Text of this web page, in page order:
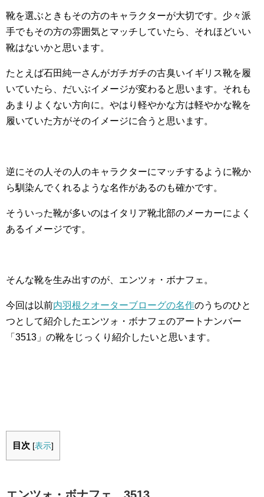
靴を選ぶときもその方のキャラクターが大切です。少々派
手でもその方の雰囲気とマッチしていたら、それほどいい
靴はないかと思います。
たとえば石田純一さんがガチガチの古臭いイギリス靴を履
いていたら、だいぶイメージが変わると思います。それも
あまりよくない方向に。やはり軽やかな方は軽やかな靴を
履いていた方がそのイメージに合うと思います。
逆にその人その人のキャラクターにマッチするように靴か
ら馴染んでくれるような名作があるのも確かです。
そういった靴が多いのはイタリア靴北部のメーカーによく
あるイメージです。
そんな靴を生み出すのが、エンツォ・ボナフェ。
今回は以前内羽根クオーターブローグの名作のうちのひと
つとして紹介したエンツォ・ボナフェのアートナンバー
「3513」の靴をじっくり紹介したいと思います。
目次 [表示]